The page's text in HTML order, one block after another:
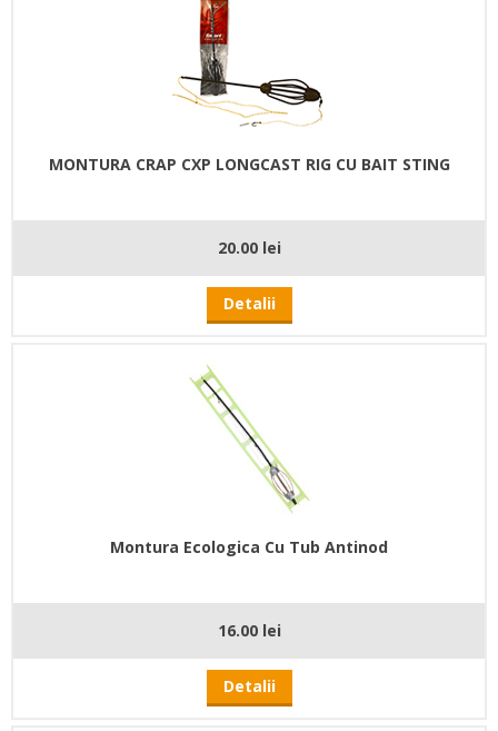
MONTURA CRAP CXP LONGCAST RIG CU BAIT STING
20.00 lei
Detalii
Montura Ecologica Cu Tub Antinod
16.00 lei
Detalii